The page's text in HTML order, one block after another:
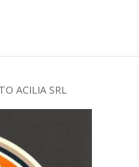
ACILIA SRL